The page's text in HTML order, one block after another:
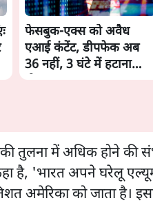
फेसबुक-एक्स को अवैध
एआई कंटेंट, डीपफेक अब
36 नहीं, 3 घंटे में हटाना
की तुलना में अधिक होने की
है, 'भारत अपने घरेलू
अमेरिका को जाता है।